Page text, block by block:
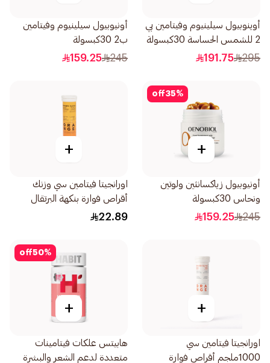
أوينوبيول سيلينيوم وفيتامين بي
2 للشمس الحساسة 30كبسولة
295
191.75
أونيوبيول سيلينيوم وفيتامين
ب2 30كبسولة
245
159.25
35%
off
+
أونيوبيول زياكسانثين ولوتين
ونحاس 30كبسولة
245
159.25
+
اورانجيتا فيتامين سي وزنك
أقراص فوارة بنكهة البرتقال
20قرص
22.89
+
اورانجيتا فيتامين سي
1000ملجم أقراص فوارة
50%
off
+
هابيتس علكات فيتامينات
متعددة لدعم الشعر والبشرة